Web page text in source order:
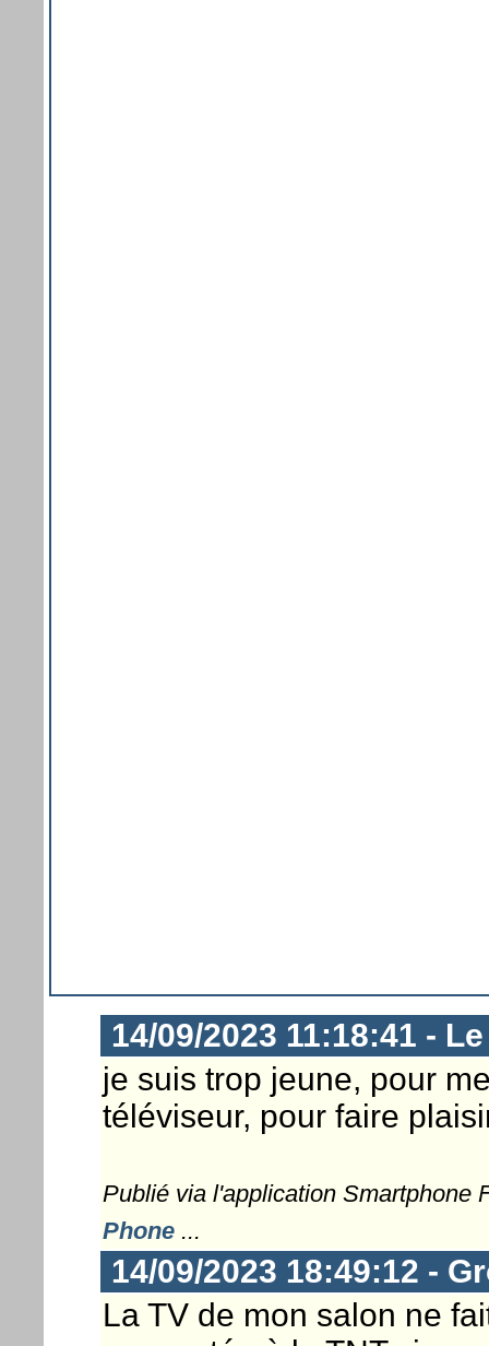
14/09/2023 11:18:41 -
je suis trop jeune, pour
téléviseur, pour faire
Publié via l'application Smartphone
Phone...
14/09/2023 18:49:12 -
La TV de mon salon ne